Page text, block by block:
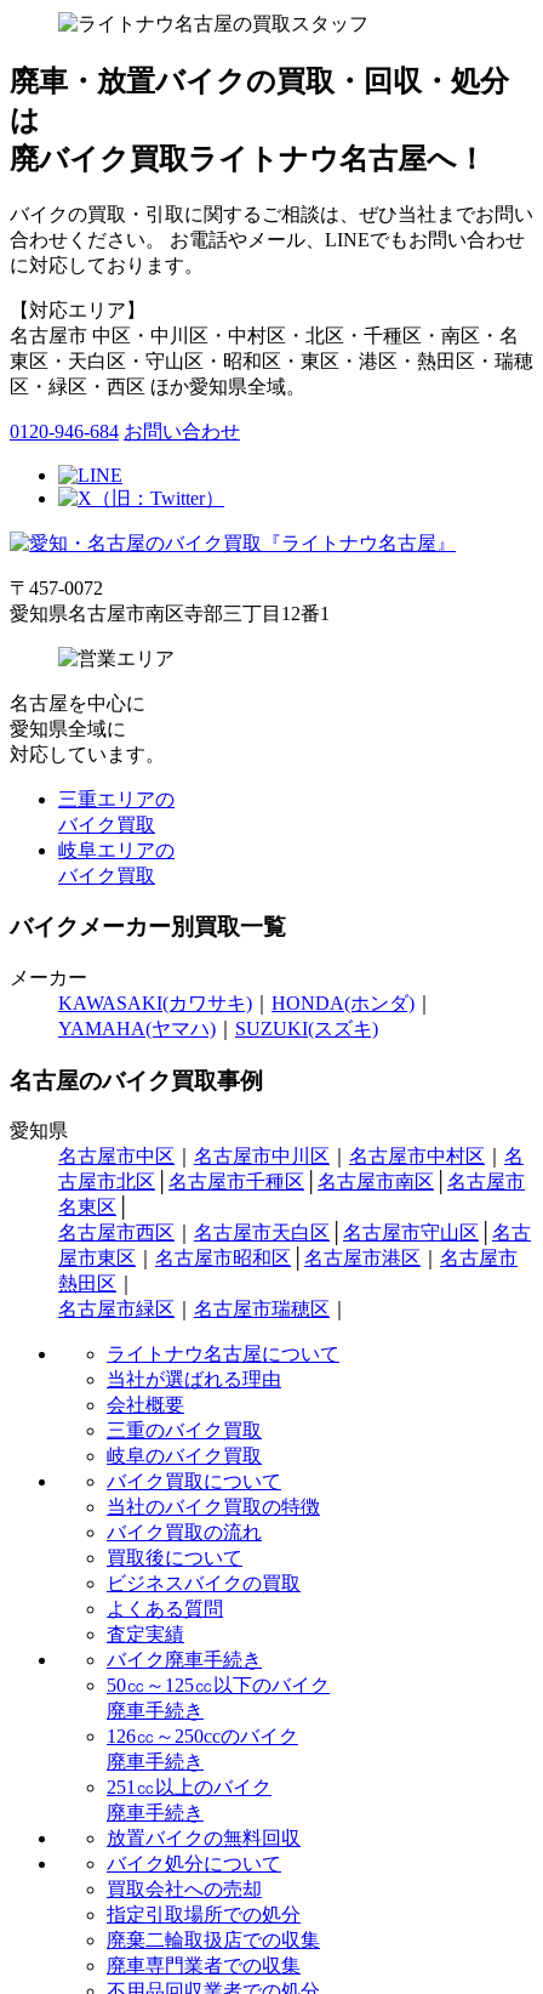
廃車・放置バイクの買取・回収・処分
は
廃バイク買取ライトナウ名古屋へ！
バイクの買取・引取に関するご相談は、ぜひ当社までお問い
合わせください。 お電話やメール、LINEでもお問い合わせ
に対応しております。
【対応エリア】
名古屋市 中区・中川区・中村区・北区・千種区・南区・名
東区・天白区・守山区・昭和区・東区・港区・熱田区・瑞穂
区・緑区・西区 ほか愛知県全域。
0120-946-684 お問い合わせ
〒457-0072
愛知県名古屋市南区寺部三丁目12番1
名古屋を中心に
愛知県全域に
対応しています。
三重エリアの
バイク買取
岐阜エリアの
バイク買取
バイクメーカー別買取一覧
メーカー
KAWASAKI(カワサキ)
HONDA(ホンダ)
YAMAHA(ヤマハ)
SUZUKI(スズキ)
名古屋のバイク買取事例
愛知県
名古屋市中区
名古屋市中川区 名古屋市中村区
名
古屋市北区
名古屋市千種区 名古屋市南区
名古屋市
名東区
名古屋市西区
名古屋市天白区 名古屋市守山区
名古
屋市東区
名古屋市昭和区 名古屋市港区
名古屋市
熱田区
名古屋市緑区
名古屋市瑞穂区
ライトナウ名古屋について
当社が選ばれる理由
会社概要
三重のバイク買取
岐阜のバイク買取
バイク買取について
当社のバイク買取の特徴
バイク買取の流れ
買取後について
ビジネスバイクの買取
よくある質問
査定実績
バイク廃車手続き
50㏄～125㏄以下のバイク
廃車手続き
126㏄～250ccのバイク
廃車手続き
251㏄以上のバイク
廃車手続き
放置バイクの無料回収
バイク処分について
買取会社への売却
指定引取場所での処分
廃棄二輪取扱店での収集
廃車専門業者での収集